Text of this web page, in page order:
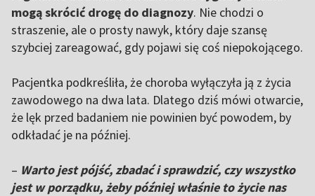
mogą skrócić drogę do diagnozy. Nie chodzi o
straszenie, ale o prosty nawyk, który daje szansę
szybciej zareagować, gdy pojawi się coś niepokojącego.
Pacjentka podkreśliła, że choroba wyłączyła ją z życia
zawodowego na dwa lata. Dlatego dziś mówi otwarcie,
że lęk przed badaniem nie powinien być powodem, by
odkładać je na później.
– Warto jest pójść, zbadać i sprawdzić, czy wszystko
jest w porządku, żeby później właśnie to życie nas